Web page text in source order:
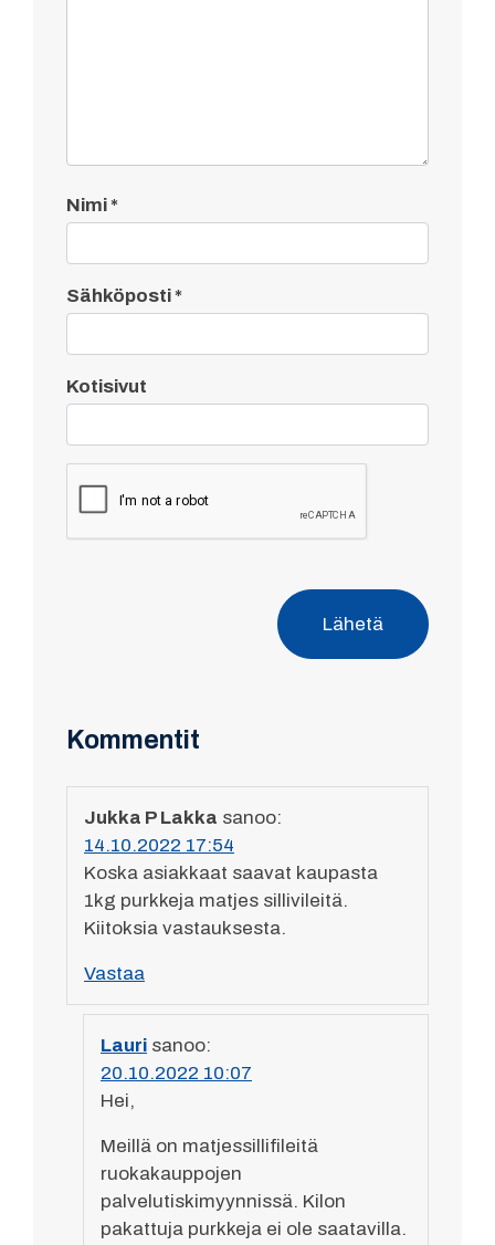
Nimi*
Sähköposti*
Kotisivut
Lähetä
Kommentit
Jukka P Lakka sanoo:
14.10.2022 17:54
Koska asiakkaat saavat kaupasta
1kg purkkeja matjes sillivileitä.
Kiitoksia vastauksesta.
Vastaa
Lauri sanoo:
20.10.2022 10:07
Hei,
Meillä on matjessillifileitä
ruokakauppojen
palvelutiskimyynnissä. Kilon
pakattuja purkkeja ei ole saatavilla.